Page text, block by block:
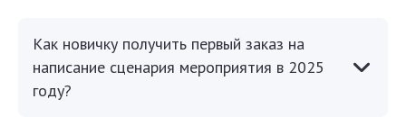
Как новичку получить первый заказ на
написание сценария мероприятия в 2025
году?